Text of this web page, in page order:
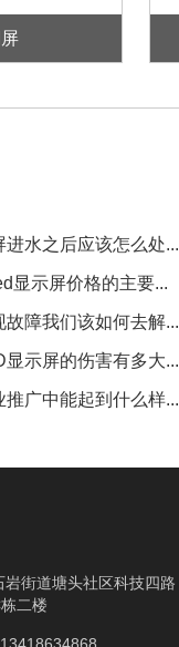
进水之后应该怎么处...
显示屏价格的主要...
障我们该如何去解...
示屏的伤害有多大...
广中能起到什么样...
街道塘头社区科技四路
二楼